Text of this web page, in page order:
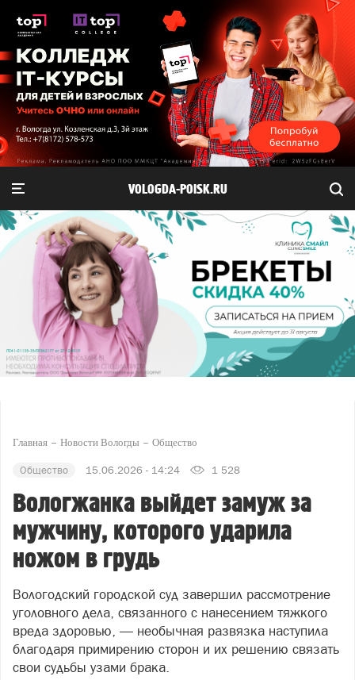
VOLOGDA-POISK.RU
Главная Новости Вологды Общество
Общество 15.06.2026 - 14:24 1 528
Вологжанка выйдет замуж за
мужчину, которого ударила
ножом в грудь
Вологодский городской суд завершил рассмотрение
уголовного дела, связанного с нанесением тяжкого
вреда здоровью, — необычная развязка наступила
благодаря примирению сторон и их решению связать
свои судьбы узами брака.